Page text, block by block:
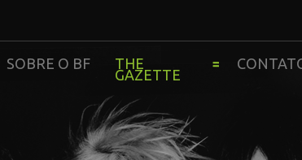
SOBRE O BF THE
GAZETTE